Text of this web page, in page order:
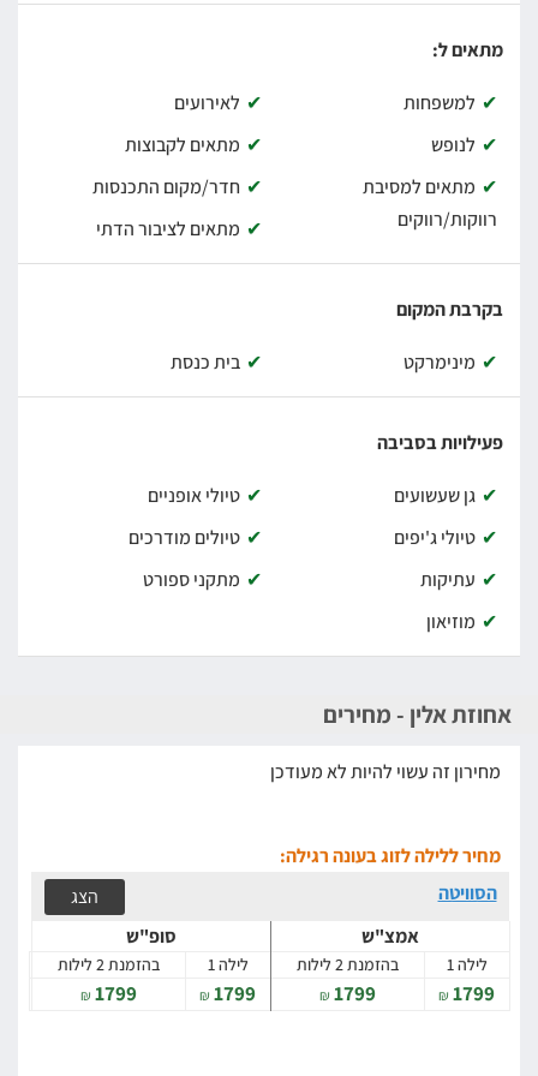
מתאים ל:
למשפחות
לאירועים
לנופש
מתאים לקבוצות
מתאים למסיבת
רווקות/רווקים
חדר/מקום התכנסות
מתאים לציבור הדתי
בקרבת המקום
מינימרקט בית כנסת
פעילויות בסביבה
גן שעשועים
טיולי אופניים
טיולי ג'יפים
טיולים מודרכים
עתיקות
מתקני ספורט
מוזיאון
אחוזת אלין - מחירים
מחירון זה עשוי להיות לא מעודכן
מחיר ללילה לזוג בעונה רגילה:
הסוויטה
הצג
אמצ"ש
סופ"ש
לילה 1 בהזמנת 2 לילות לילה 1 בהזמנת 2 לילות
1799
₪
1799
₪
1799
₪
1799
₪